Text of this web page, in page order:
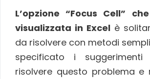
L’opzione “Focus Cell”
visualizzata in Excel è
da risolvere con metodi
specificato i
risolvere questo problema e